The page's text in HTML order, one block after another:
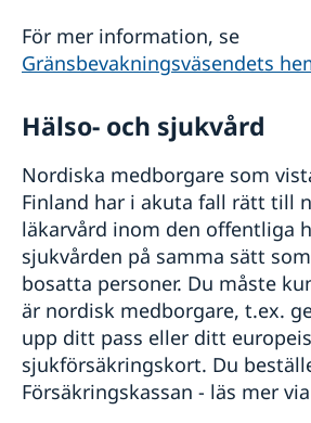
För mer information, se
Gränsbevakningsväsendets
Hälso- och sjukvård
Nordiska medborgare som
Finland har i akuta fall rätt till
läkarvård inom den offentliga
sjukvården på samma sätt
bosatta personer. Du måste
är nordisk medborgare, t.ex.
upp ditt pass eller ditt
sjukförsäkringskort. Du
Försäkringskassan - läs mer